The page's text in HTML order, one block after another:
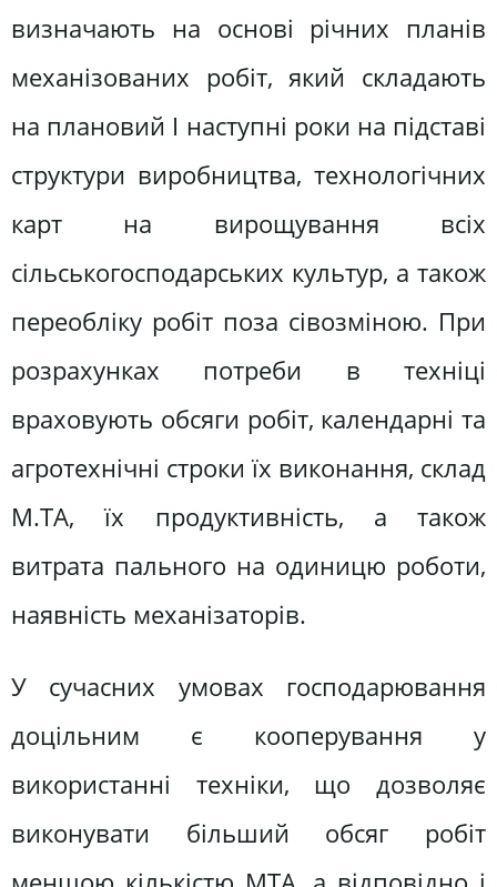
визначають на основі річних планів
механізованих робіт, який складають
на плановий І наступні роки на підставі
структури виробництва, технологічних
карт на вирощування всіх
сільськогосподарських культур, а також
переобліку робіт поза сівозміною. При
розрахунках потреби в техніці
враховують обсяги робіт, календарні та
агротехнічні строки їх виконання, склад
М.ТА, їх продуктивність, а також
витрата пального на одиницю роботи,
наявність механізаторів.
У сучасних умовах господарювання
доцільним є кооперування у
використанні техніки, що дозволяє
виконувати більший обсяг робіт